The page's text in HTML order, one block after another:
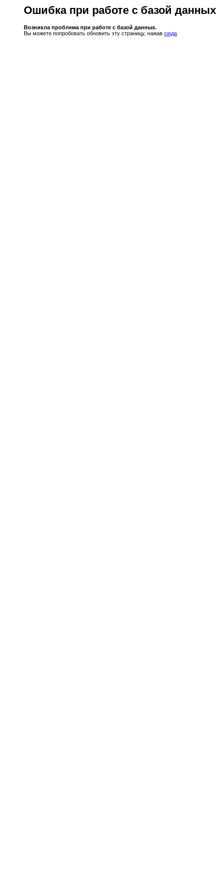
Ошибка при работе с базой данных
Возникла проблема при работе с базой данных.
Вы можете попробовать обновить эту страницу, нажав сюда